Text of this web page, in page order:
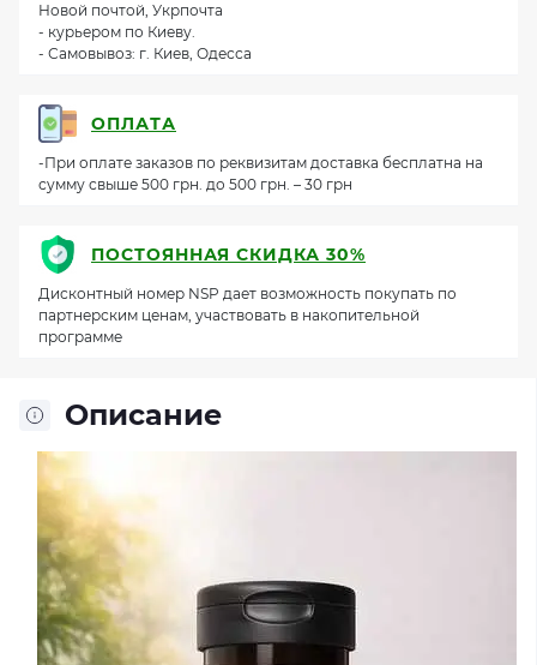
Описание
Новой почтой, Укрпочта
- курьером по Киеву.
- Самовывоз: г. Киев, Одесса
ОПЛАТА
-При оплате заказов по реквизитам доставка бесплатна на
сумму свыше 500 грн. до 500 грн. – 30 грн
ПОСТОЯННАЯ СКИДКА 30%
Дисконтный номер NSP дает возможность покупать по
партнерским ценам, участвовать в накопительной
программе